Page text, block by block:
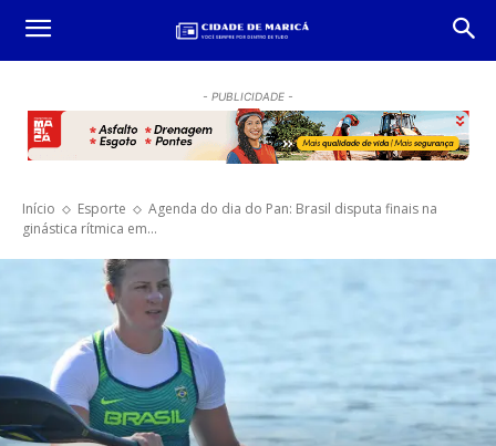
- PUBLICIDADE -
Início Esporte
Agenda do dia do Pan: Brasil disputa finais na
ginástica rítmica em...